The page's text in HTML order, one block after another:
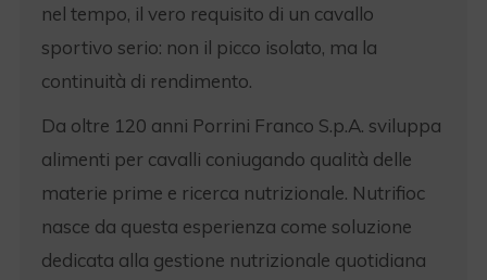
nel tempo, il vero requisito di un cavallo
sportivo serio: non il picco isolato, ma la
continuità di rendimento.
Da oltre 120 anni Porrini Franco S.p.A. sviluppa
alimenti per cavalli coniugando qualità delle
materie prime e ricerca nutrizionale. Nutrifioc
nasce da questa esperienza come soluzione
dedicata alla gestione nutrizionale quotidiana